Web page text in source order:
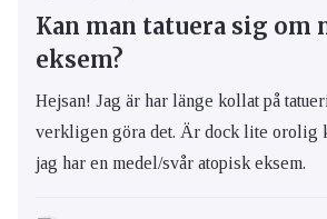
Kan man tatuera sig om
eksem?
Hejsan! Jag är har länge kollat på
verkligen göra det. Är dock lite orolig
jag har en medel/svår atopisk eksem.